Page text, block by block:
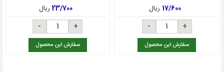
17/600 ریال
سفارش این محصول
23/700ریال
سفارش این محصول